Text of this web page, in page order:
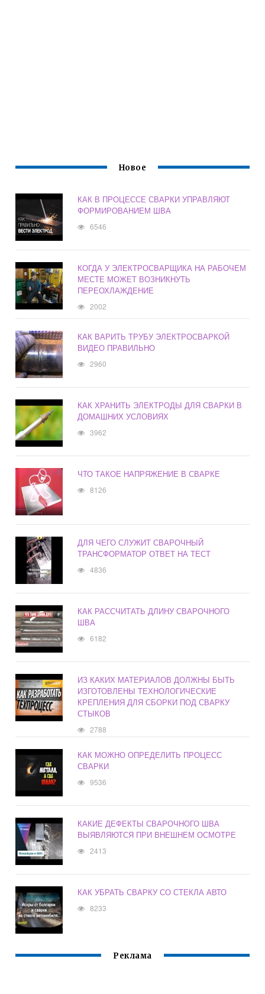
Новое
КАК В ПРОЦЕССЕ СВАРКИ УПРАВЛЯЮТ
ФОРМИРОВАНИЕМ ШВА
6546
КОГДА У ЭЛЕКТРОСВАРЩИКА НА РАБОЧЕМ
МЕСТЕ МОЖЕТ ВОЗНИКНУТЬ
ПЕРЕОХЛАЖДЕНИЕ
2002
КАК ВАРИТЬ ТРУБУ ЭЛЕКТРОСВАРКОЙ
ВИДЕО ПРАВИЛЬНО
2960
КАК ХРАНИТЬ ЭЛЕКТРОДЫ ДЛЯ СВАРКИ В
ДОМАШНИХ УСЛОВИЯХ
3962
ЧТО ТАКОЕ НАПРЯЖЕНИЕ В СВАРКЕ
8126
ДЛЯ ЧЕГО СЛУЖИТ СВАРОЧНЫЙ
ТРАНСФОРМАТОР ОТВЕТ НА ТЕСТ
4836
КАК РАССЧИТАТЬ ДЛИНУ СВАРОЧНОГО
ШВА
6182
ИЗ КАКИХ МАТЕРИАЛОВ ДОЛЖНЫ БЫТЬ
ИЗГОТОВЛЕНЫ ТЕХНОЛОГИЧЕСКИЕ
КРЕПЛЕНИЯ ДЛЯ СБОРКИ ПОД СВАРКУ
СТЫКОВ
2788
КАК МОЖНО ОПРЕДЕЛИТЬ ПРОЦЕСС
СВАРКИ
9536
КАКИЕ ДЕФЕКТЫ СВАРОЧНОГО ШВА
ВЫЯВЛЯЮТСЯ ПРИ ВНЕШНЕМ ОСМОТРЕ
2413
КАК УБРАТЬ СВАРКУ СО СТЕКЛА АВТО
8233
Реклама